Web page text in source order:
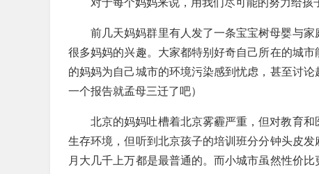
对于每个妈妈来说，用我们尽可能的努力给孩
前几天妈妈群里有人发了一条宝宝树母婴与
很多妈妈的兴趣。大家都特别好奇自己所在的城
的妈妈为自己城市的环境污染感到忧虑，甚至讨
一个报告就孟母三迁了吧）
北京的妈妈吐槽着北京雾霾严重，但对教育
生存环境，但听到北京孩子的培训班分分钟头皮
月大几千上万都是最普通的。而小城市虽然性价